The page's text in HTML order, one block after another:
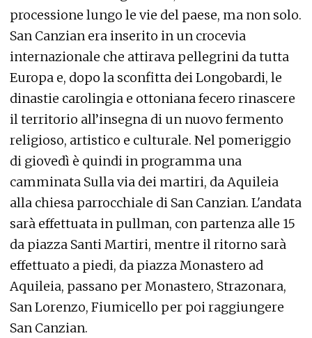
processione lungo le vie del paese, ma non solo.
San Canzian era inserito in un crocevia
internazionale che attirava pellegrini da tutta
Europa e, dopo la sconfitta dei Longobardi, le
dinastie carolingia e ottoniana fecero rinascere
il territorio all’insegna di un nuovo fermento
religioso, artistico e culturale. Nel pomeriggio
di giovedì è quindi in programma una
camminata Sulla via dei martiri, da Aquileia
alla chiesa parrocchiale di San Canzian. L'andata
sarà effettuata in pullman, con partenza alle 15
da piazza Santi Martiri, mentre il ritorno sarà
effettuato a piedi, da piazza Monastero ad
Aquileia, passano per Monastero, Strazonara,
San Lorenzo, Fiumicello per poi raggiungere
San Canzian.